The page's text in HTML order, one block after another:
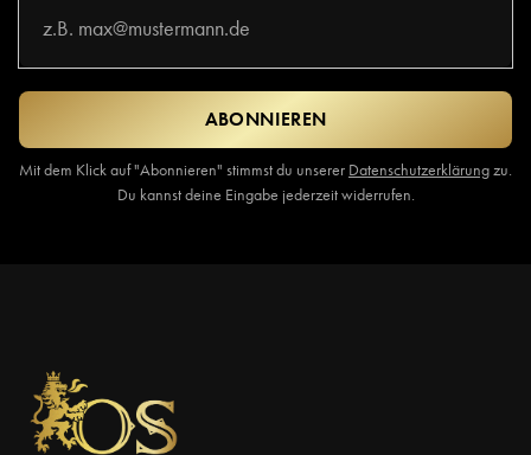
ABONNIEREN
Mit dem Klick auf "Abonnieren" stimmst du unserer Datenschutzerklärungzu.
Du kannst deine Eingabe jederzeit widerrufen.